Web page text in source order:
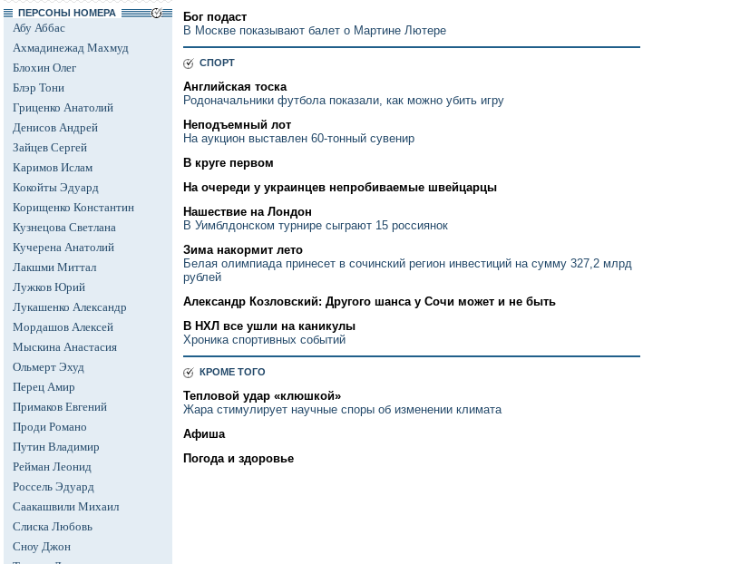
ПЕРСОНЫ НОМЕРА
Абу Аббас
Ахмадинежад Махмуд
Блохин Олег
Блэр Тони
Гриценко Анатолий
Денисов Андрей
Зайцев Сергей
Каримов Ислам
Кокойты Эдуард
Корищенко Константин
Кузнецова Светлана
Кучерена Анатолий
Лакшми Миттал
Лужков Юрий
Лукашенко Александр
Мордашов Алексей
Мыскина Анастасия
Ольмерт Эхуд
Перец Амир
Примаков Евгений
Проди Романо
Путин Владимир
Рейман Леонид
Россель Эдуард
Саакашвили Михаил
Слиска Любовь
Сноу Джон
Бог подаст
В Москве показывают балет о Мартине Лютере
СПОРТ
Английская тоска
Родоначальники футбола показали, как можно убить игру
Неподъемный лот
На аукцион выставлен 60-тонный сувенир
В круге первом
На очереди у украинцев непробиваемые швейцарцы
Нашествие на Лондон
В Уимблдонском турнире сыграют 15 россиянок
Зима накормит лето
Белая олимпиада принесет в сочинский регион инвестиций на сумму 327,2 млрд
рублей
Александр Козловский: Другого шанса у Сочи может и не быть
В НХЛ все ушли на каникулы
Хроника спортивных событий
КРОМЕ ТОГО
Тепловой удар «клюшкой»
Жара стимулирует научные споры об изменении климата
Афиша
Погода и здоровье